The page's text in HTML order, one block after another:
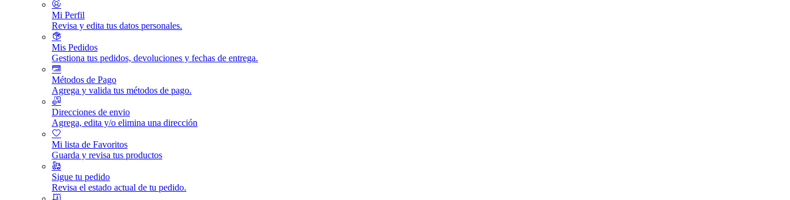
Mi Perfil
Revisa y edita tus datos personales.
Mis Pedidos
Gestiona tus pedidos, devoluciones y fechas de entrega.
Métodos de Pago
Agrega y valida tus métodos de pago.
Direcciones de envio
Agrega, edita y/o elimina una dirección
Mi lista de Favoritos
Guarda y revisa tus productos
Sigue tu pedido
Revisa el estado actual de tu pedido.